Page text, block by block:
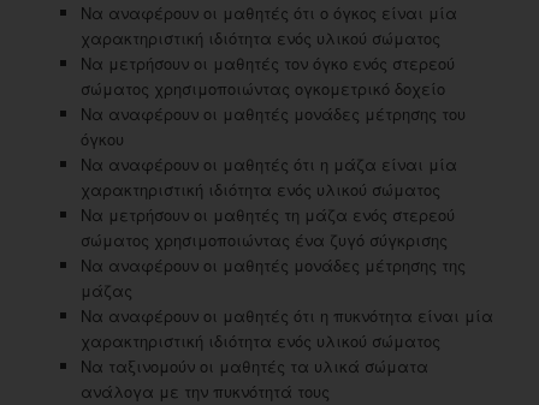
Να αναφέρουν οι μαθητές ότι ο όγκος είναι μία
χαρακτηριστική ιδιότητα ενός υλικού σώματος
Να μετρήσουν οι μαθητές τον όγκο ενός στερεού
σώματος χρησιμοποιώντας ογκομετρικό δοχείο
Να αναφέρουν οι μαθητές μονάδες μέτρησης του
όγκου
Να αναφέρουν οι μαθητές ότι η μάζα είναι μία
χαρακτηριστική ιδιότητα ενός υλικού σώματος
Να μετρήσουν οι μαθητές τη μάζα ενός στερεού
σώματος χρησιμοποιώντας ένα ζυγό σύγκρισης
Να αναφέρουν οι μαθητές μονάδες μέτρησης της
μάζας
Να αναφέρουν οι μαθητές ότι η πυκνότητα είναι μία
χαρακτηριστική ιδιότητα ενός υλικού σώματος
Να ταξινομούν οι μαθητές τα υλικά σώματα
ανάλογα με την πυκνότητά τους